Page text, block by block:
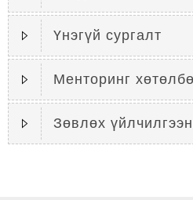
Үнэгүй сургалт
Менторинг
Зөвлөх